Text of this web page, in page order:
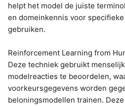
helpt het model de juiste
en domeinkennis voor
gebruiken.
Reinforcement Learning from
Deze techniek gebruikt
modelreacties te beoordelen,
voorkeursgegevens worden
beloningsmodellen trainen.